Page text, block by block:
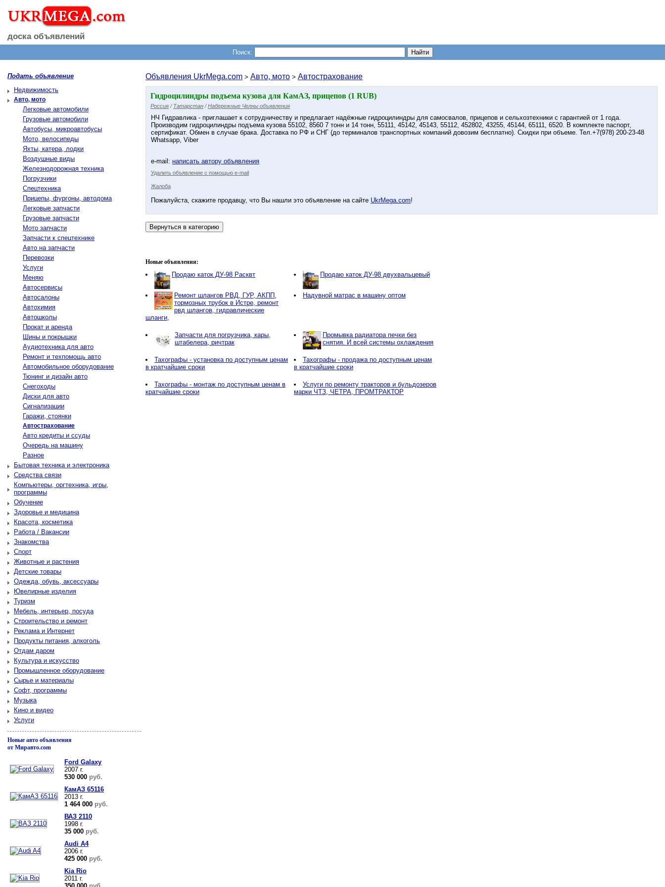
доска объявлений
Поиск:
Подать объявление
Недвижимость
Авто, мото
Легковые автомобили
Грузовые автомобили
Автобусы, микроавтобусы
Мото, велосипеды
Яхты, катера, лодки
Воздушные виды
Железнодорожная техника
Погрузчики
Спецтехника
Прицепы, фургоны, автодома
Легковые запчасти
Грузовые запчасти
Мото запчасти
Запчасти к спецтехнике
Авто на запчасти
Перевозки
Услуги
Меняю
Автосервисы
Автосалоны
Автохимия
Автошколы
Прокат и аренда
Шины и покрышки
Аудиотехника для авто
Ремонт и техпомощь авто
Автомобильное оборудование
Тюнинг и дизайн авто
Снегоходы
Диски для авто
Сигнализации
Гаражи, стоянки
Автострахование
Авто кредиты и ссуды
Очередь на машину
Разное
Бытовая техника и электроника
Средства связи
Компьютеры, оргтехника, игры,
программы
Обучение
Здоровье и медицина
Красота, косметика
Работа / Вакансии
Знакомства
Спорт
Животные и растения
Детские товары
Одежда, обувь, аксессуары
Ювелирные изделия
Туризм
Мебель, интерьер, посуда
Строительство и ремонт
Реклама и Интернет
Продукты питания, алкоголь
Отдам даром
Культура и искусство
Промышленное оборудование
Сырье и материалы
Софт, программы
Музыка
Кино и видео
Услуги
Новые авто объявления
от Миравто.com
Ford Galaxy
2007 г.
530 000 руб.
КамАЗ 65116
2013 г.
1 464 000 руб.
ВАЗ 2110
1998 г.
35 000 руб.
Audi A4
2006 г.
425 000 руб.
Kia Rio
2011 г.
Объявления UkrMega.com > Авто, мото > Автострахование
Гидроцилиндры подъема кузова для КамАЗ, прицепов (1 RUB)
Россия / Татарстан /Набережные Челны объявления
НЧ Гидравлика - приглашает к сотрудничеству и предлагает надёжные гидроцилиндры для самосвалов, прицепов и сельхозтехники с гарантией от 1 года.
Производим гидроцилиндры подъема кузова 55102, 8560 7 тонн и 14 тонн, 55111, 45142, 45143, 55112, 452802, 43255, 45144, 65111, 6520. В комплекте паспорт,
сертификат. Обмен в случае брака. Доставка по РФ и СНГ (до терминалов транспортных компаний довозим бесплатно). Скидки при объеме. Тел.+7(978) 200-23-48
Whatsapp, Viber
e-mail: написать автору объявления
Удалить объявление с помощью e-mail
Жалоба
Пожалуйста, скажите продавцу, что Вы нашли это объявление на сайте UkrMega.com!
Новые объявления:
Продаю каток ДУ-98 Расквт Продаю каток ДУ-98 двухвальцевый
Ремонт шлангов РВД, ГУР, АКПП,
тормозных трубок в Истре, ремонт
рвд шлангов, гидравлические
шланги,
Надувной матрас в машину оптом
Запчасти для погрузчика, кары,
штабелера, ричтрак
Промывка радиатора печки без
снятия. И всей системы охлаждения
Тахографы - установка по доступным ценам
в кратчайшие сроки
Тахографы - продажа по доступным ценам
в кратчайшие сроки
Тахографы - монтаж по доступным ценам в
кратчайшие сроки
Услуги по ремонту тракторов и бульдозеров
марки ЧТЗ, ЧЕТРА, ПРОМТРАКТОР